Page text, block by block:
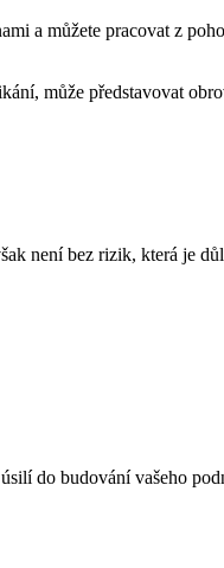
⁤a můžete pracovat z
může ‌představovat
není bez⁢ rizik, ‌která je
do budování vašeho